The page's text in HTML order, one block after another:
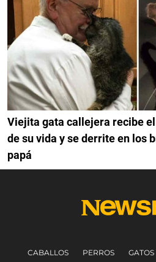
Viejita gata callejera recibe
de su vida y se derrite en los
papá
CABALLOS PERROS GATOS